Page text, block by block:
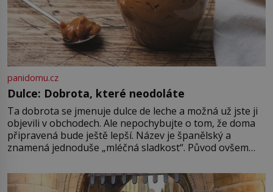
panidomu.cz
Dulce: Dobrota, které neodoláte
Ta dobrota se jmenuje dulce de leche a možná už jste ji
objevili v obchodech. Ale nepochybujte o tom, že doma
připravená bude ještě lepší. Název je španělský a
znamená jednoduše „mléčná sladkost“. Původ ovšem
pře hned několik latinskoamerických zemí a k tomu
Francie, kde se traduje,